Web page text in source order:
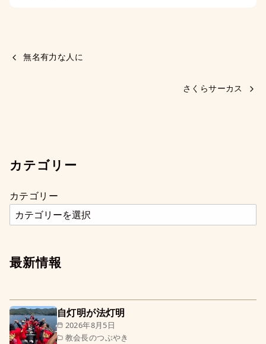
無名有力な人に
さくらサーカス
カテゴリー
カテゴリー
最新情報
2026年8月5日
教会長のつぶやき
自灯明が法灯明